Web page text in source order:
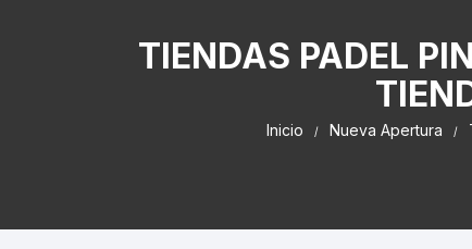
TIENDAS PADEL
Inicio Nueva Apertura